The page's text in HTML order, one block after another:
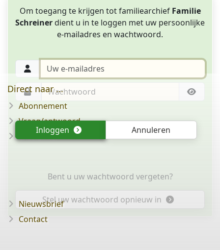
Om toegang te krijgen tot familiearchief Familie
Schreiner dient u in te loggen met uw persoonlijke
e-mailadres en wachtwoord.
Inloggen Annuleren
Bent u uw wachtwoord vergeten?
Stel uw wachtwoord opnieuw in
Direct naar ...
Abonnement
Vraag/antwoord
Disclaimer
Nieuwsbrief
Contact